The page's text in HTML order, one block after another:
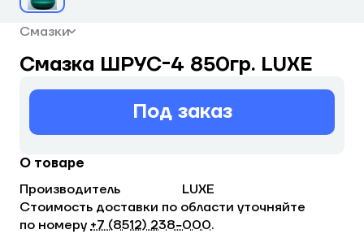
Смазки
Смазка ШРУС-4 850гр. LUXE
Под заказ
О товаре
Производитель
LUXE
Стоимость доставки по области уточняйте
по номеру +7 (8512) 238−000.